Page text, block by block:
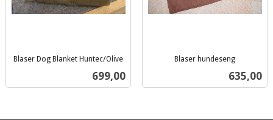
Blaser Dog Blanket Huntec/Olive
Pris
699,00
Blaser hundeseng
Pris
635,00